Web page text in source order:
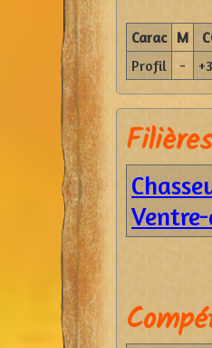
Carac M
Profil
-